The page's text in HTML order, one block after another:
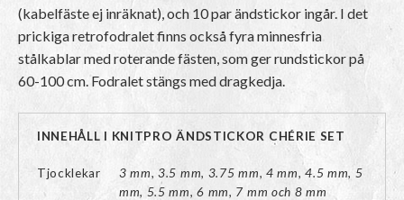
(kabelfäste ej inräknat), och 10 par ändstickor ingår. I det
prickiga retrofodralet finns också fyra minnesfria
stålkablar med roterande fästen, som ger rundstickor på
60-100 cm. Fodralet stängs med dragkedja.
INNEHÅLL I KNITPRO ÄNDSTICKOR CHÉRIE SET
Tjocklekar
3 mm, 3.5 mm, 3.75 mm, 4 mm, 4.5 mm, 5
mm, 5.5 mm, 6 mm, 7 mm och 8 mm